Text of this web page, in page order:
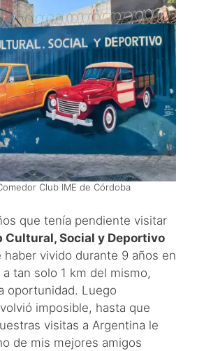
Club IME de Córdoba
que tenía pendiente visitar
Cultural, Social y Deportivo
haber vivido durante 9 años en
tan solo 1 km del mismo,
oportunidad. Luego
imposible, hasta que
visitas a Argentina le
de mis mejores amigos